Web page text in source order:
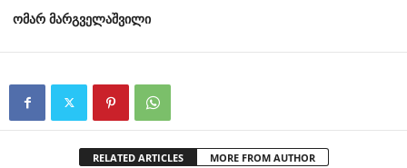
ომარ მარგველაშვილი
RELATED ARTICLES MORE FROM AUTHOR